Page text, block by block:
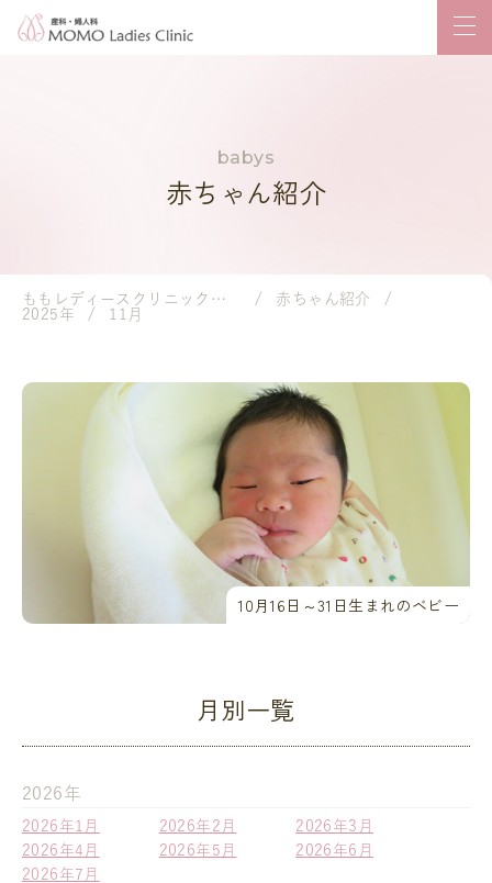
赤ちゃん紹介
ももレディースクリニック｜岡山市の産婦人科・小児科
赤ちゃん紹介
2025年
11月
10月16日～31日生まれのベビー
月別一覧
2026年
2026年1月 2026年2月
2026年3月
2026年4月
2026年5月
2026年6月
2026年7月